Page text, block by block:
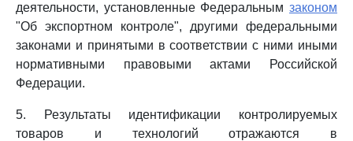
деятельности, установленные Федеральным законом
"Об экспортном контроле", другими федеральными
законами и принятыми в соответствии с ними иными
нормативными правовыми актами Российской
Федерации.
5. Результаты идентификации контролируемых
товаров и технологий отражаются в